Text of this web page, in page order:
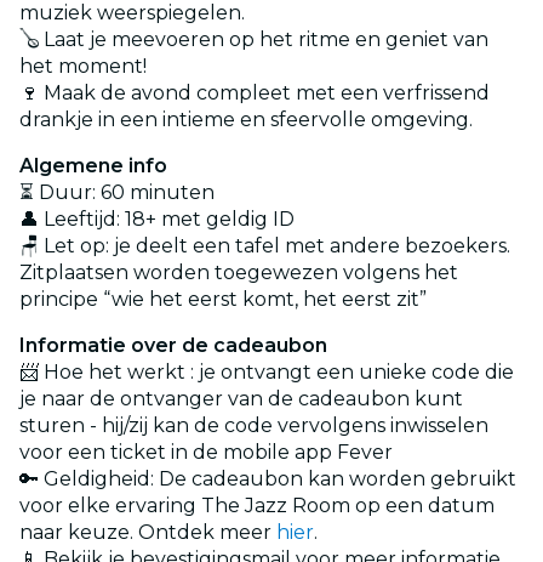
muziek weerspiegelen.
🪕 Laat je meevoeren op het ritme en geniet van
het moment!
🍷 Maak de avond compleet met een verfrissend
drankje in een intieme en sfeervolle omgeving.
Algemene info
⏳ Duur: 60 minuten
👤 Leeftijd: 18+ met geldig ID
🪑 Let op: je deelt een tafel met andere bezoekers.
Zitplaatsen worden toegewezen volgens het
principe “wie het eerst komt, het eerst zit”
Informatie over de cadeaubon
📨 Hoe het werkt : je ontvangt een unieke code die
je naar de ontvanger van de cadeaubon kunt
sturen - hij/zij kan de code vervolgens inwisselen
voor een ticket in de mobile app Fever
🔑 Geldigheid: De cadeaubon kan worden gebruikt
voor elke ervaring The Jazz Room op een datum
naar keuze. Ontdek meer hier.